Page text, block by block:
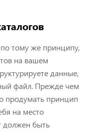
по тому же принципу,
на вашем
данные,
файл. Прежде чем
продумать принцип
на место
должен быть